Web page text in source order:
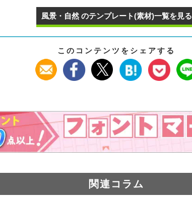
風景・自然 のテンプレート(素材)一覧を見る
このコンテンツをシェアする
関連コラム